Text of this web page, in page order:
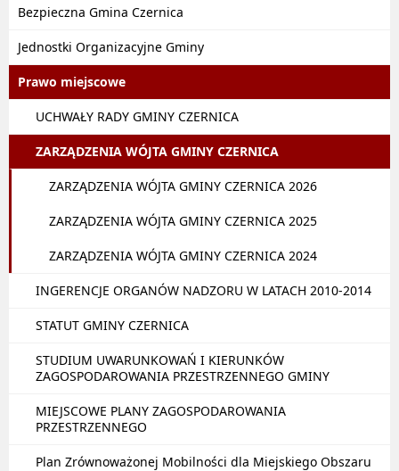
Bezpieczna Gmina Czernica
Jednostki Organizacyjne Gminy
Prawo miejscowe
UCHWAŁY RADY GMINY CZERNICA
ZARZĄDZENIA WÓJTA GMINY CZERNICA
ZARZĄDZENIA WÓJTA GMINY CZERNICA 2026
ZARZĄDZENIA WÓJTA GMINY CZERNICA 2025
ZARZĄDZENIA WÓJTA GMINY CZERNICA 2024
INGERENCJE ORGANÓW NADZORU W LATACH 2010-2014
STATUT GMINY CZERNICA
STUDIUM UWARUNKOWAŃ I KIERUNKÓW
ZAGOSPODAROWANIA PRZESTRZENNEGO GMINY
MIEJSCOWE PLANY ZAGOSPODAROWANIA
PRZESTRZENNEGO
Plan Zrównoważonej Mobilności dla Miejskiego Obszaru